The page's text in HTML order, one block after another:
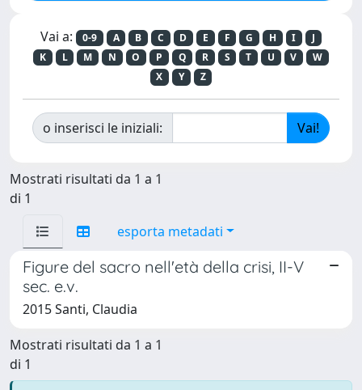
Vai a: 0-9 A B C D E F G H I
J
K
L M N O P Q R S T U V
W
X
Y Z
o inserisci le iniziali:
Mostrati risultati da 1 a 1
di 1
esporta metadati
Figure del sacro nell'età della crisi, II-V
sec. e.v.
2015 Santi, Claudia
Mostrati risultati da 1 a 1
di 1